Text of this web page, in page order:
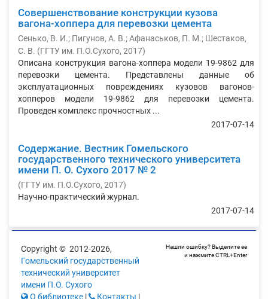
Совершенствование конструкции кузова
вагона-хоппера для перевозки цемента
Сенько, В. И.; Пигунов, А. В.;Афанаськов, П. М.; Шестаков,
С. В. (ГГТУ им. П.О.Сухого, 2017)
Описана конструкция вагона-хоппера модели 19-9862 для
перевозки цемента. Представлены данные об
эксплуатационных повреждениях кузовов вагонов-
хопперов модели 19-9862 для перевозки цемента.
Проведен комплекс прочностных ...
2017-07-14
Содержание. Вестник Гомельского
государственного технического университета
имени П. О. Сухого 2017 № 2
(ГГТУ им. П.О.Сухого, 2017)
Научно-практический журнал.
2017-07-14
Copyright © 2012-2026,
Гомельский государственный
технический университет
имени П.О. Сухого
О библиотеке | Контакты |
Нашли ошибку? Выделите ее
и нажмите CTRL+Enter